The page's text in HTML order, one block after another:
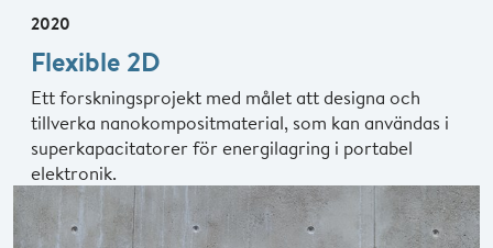
2020
Flexible 2D
Ett forskningsprojekt med målet att designa och
tillverka nanokompositmaterial, som kan användas i
superkapacitatorer för energilagring i portabel
elektronik.